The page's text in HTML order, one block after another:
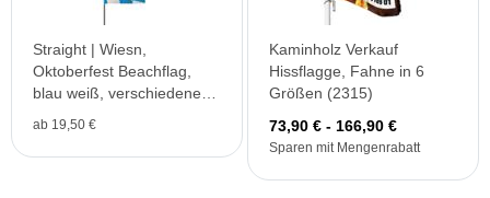
Straight | Wiesn,
Oktoberfest Beachflag,
blau weiß, verschiedene
ab 19,50 €
Kaminholz Verkauf
Hissflagge, Fahne in 6
Größen (2315)
73,90 € - 166,90 €
Sparen mit Mengenrabatt